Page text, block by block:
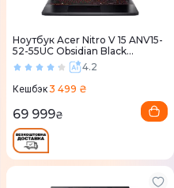
Ноутбук Acer Nitro V 15 ANV15-
52-55UC Obsidian Black
(NH.QZ8EU.01A)4.2
Кешбэк3 499 ₴
69 999₴